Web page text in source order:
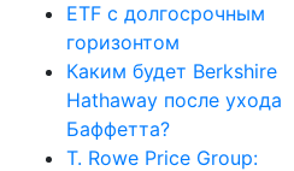
ETF с долгосрочным
горизонтом
Каким будет Berkshire
Hathaway после ухода
Баффетта?
T. Rowe Price Group: